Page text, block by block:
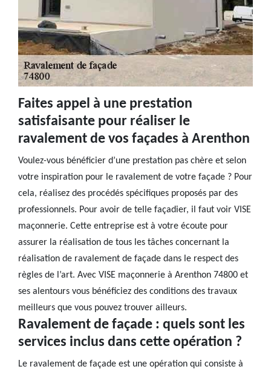
Faites appel à une prestation
satisfaisante pour réaliser le
ravalement de vos façades à Arenthon
Voulez-vous bénéficier d’une prestation pas chère et selon
votre inspiration pour le ravalement de votre façade ? Pour
cela, réalisez des procédés spécifiques proposés par des
professionnels. Pour avoir de telle façadier, il faut voir VISE
maçonnerie. Cette entreprise est à votre écoute pour
assurer la réalisation de tous les tâches concernant la
réalisation de ravalement de façade dans le respect des
règles de l’art. Avec VISE maçonnerie à Arenthon 74800 et
ses alentours vous bénéficiez des conditions des travaux
meilleurs que vous pouvez trouver ailleurs.
Ravalement de façade : quels sont les
services inclus dans cette opération ?
Le ravalement de façade est une opération qui consiste à